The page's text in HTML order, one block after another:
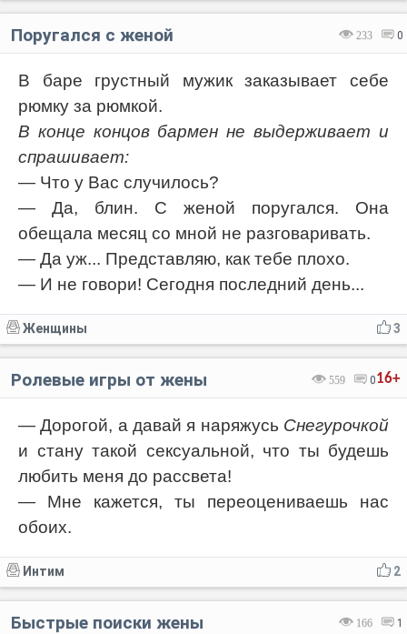
233 0
Поругался с женой
В баре грустный мужик заказывает себе
рюмку за рюмкой.
В конце концов бармен не выдерживает и
спрашивает:
— Что у Вас случилось?
— Да, блин. С женой поругался. Она
обещала месяц со мной не разговаривать.
— Да уж... Представляю, как тебе плохо.
— И не говори! Сегодня последний день...
3
Женщины
16+
559 0
Ролевые игры от жены
— Дорогой, а давай я наряжусь Снегурочкой
и стану такой сексуальной, что ты будешь
любить меня до рассвета!
— Мне кажется, ты переоцениваешь нас
обоих.
2
Интим
166 1
Быстрые поиски жены